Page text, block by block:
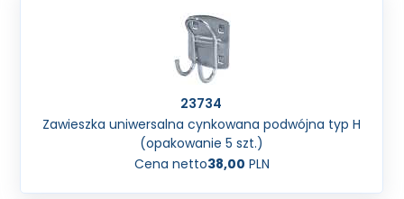
23734
Zawieszka uniwersalna cynkowana podwójna typ H
(opakowanie 5 szt.)
Cena netto38,00 PLN